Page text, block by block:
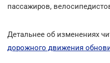
пассажиров,
Детальнее об изменениях
дорожного движения